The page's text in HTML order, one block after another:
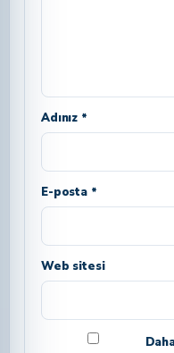
Adınız *
E-posta *
Web sitesi